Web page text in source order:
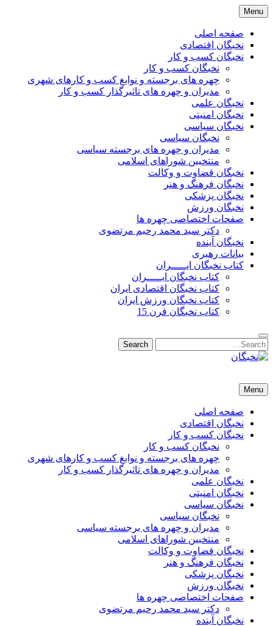
Skip
to
content
Menu
صفحه اصلی
نخبگان اقتصادی
نخبگان کسب و کار
نخبگان کسب و کار
چهره های برجسته و نوابغ کسب و کارهای شهری
مدیران و چهره های تاثیرگذار کسب و کار
نخبگان علمی
نخبگان امنیتی
نخبگان سیاسی
نخبگان سیاسی
مدیران و چهره های برجسته سیاسی
منتخبین شوراهای اسلامی
نخبگان قضاوت و وکالت
نخبگان فرهنگ و هنر
نخبگان پزشکی
نخبگان ورزش
صفحات اختصاصی چهره ها
دکتر سید محمد رحیم مرتضوی
نخبگان آینده
بیانات رهبری
کتاب نخبگان ایـــــران
کتاب نخبگان ایـــــران
کتاب نخبگان اقتصادی ایران
کتاب نخبگان ورزش ایران
کتاب نخبگان قرن 15
Search
for:
Search
نخبگان تایمز/ کتاب نخبگان + پورتال رسمی کتاب نخبگان ایران –
ورزش ایران – کتاب نخبگان کسب و کار ایران – کتاب نخبگان ایران
Menu
صفحه اصلی
نخبگان اقتصادی
نخبگان کسب و کار
نخبگان کسب و کار
چهره های برجسته و نوابغ کسب و کارهای شهری
مدیران و چهره های تاثیرگذار کسب و کار
نخبگان علمی
نخبگان امنیتی
نخبگان سیاسی
نخبگان سیاسی
مدیران و چهره های برجسته سیاسی
منتخبین شوراهای اسلامی
نخبگان قضاوت و وکالت
نخبگان فرهنگ و هنر
نخبگان پزشکی
نخبگان ورزش
صفحات اختصاصی چهره ها
دکتر سید محمد رحیم مرتضوی
نخبگان آینده